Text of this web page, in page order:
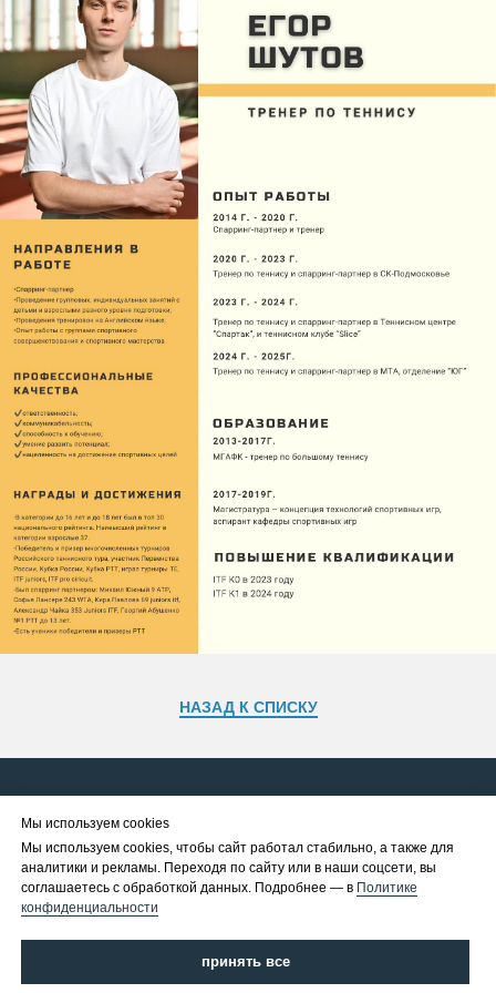
НАЗАД К СПИСКУ
Мы используем cookies
Мы используем cookies, чтобы сайт работал стабильно, а также для
аналитики и рекламы. Переходя по сайту или в наши соцсети, вы
соглашаетесь с обработкой данных. Подробнее — в Политике
конфиденциальности
принять все
Политика конфиденциальности
Оферта
Правила АНО ТЦ Тушино
Теннисный центр расположен по адресу: